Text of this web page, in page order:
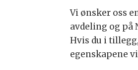
Vi ønsker oss
avdeling og på
Hvis du i
egenskapene